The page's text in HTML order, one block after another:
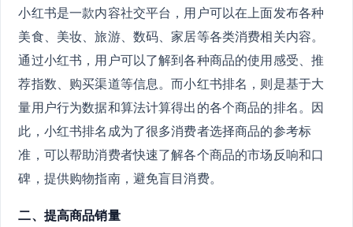
小红书是一款内容社交平台，用户可以在上面发布各种
美食、美妆、旅游、数码、家居等各类消费相关内容。
通过小红书，用户可以了解到各种商品的使用感受、推
荐指数、购买渠道等信息。而小红书排名，则是基于大
量用户行为数据和算法计算得出的各个商品的排名。因
此，小红书排名成为了很多消费者选择商品的参考标
准，可以帮助消费者快速了解各个商品的市场反响和口
碑，提供购物指南，避免盲目消费。
二、提高商品销量